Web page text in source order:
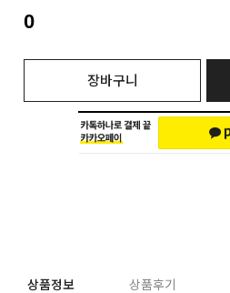
0
장바구니
상품정보 상품후기